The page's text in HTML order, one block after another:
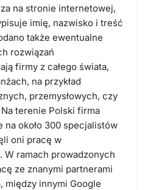
na stronie internetowej,
imię, nazwisko i treść
także ewentualne
rozwiązań
firmy z całego świata,
na przykład
przemysłowych, czy
terenie Polski firma
na około 300 specjalistów
oni pracę w
ramach prowadzonych
ze znanymi partnerami
między innymi Google